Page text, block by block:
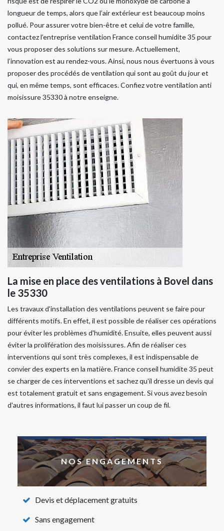
longueur de temps, alors que l’air extérieur est beaucoup moins
pollué. Pour assurer votre bien-être et celui de votre famille,
contactez l’entreprise ventilation France conseil humidite 35 pour
vous proposer des solutions sur mesure. Actuellement,
l’innovation est au rendez-vous. Ainsi, nous nous évertuons à vous
proposer des procédés de ventilation qui sont au goût du jour et
qui, en même temps, sont efficaces. Confiez votre ventilation anti
moisissure 35330 à notre enseigne.
La mise en place des ventilations à Bovel dans
le 35330
Les travaux d'installation des ventilations peuvent se faire pour
différents motifs. En effet, il est possible de réaliser ces opérations
pour éviter les problèmes d'humidité. Ensuite, elles peuvent aussi
éviter la prolifération des moisissures. Afin de réaliser ces
interventions qui sont très complexes, il est indispensable de
convier des experts en la matière. France conseil humidite 35 peut
se charger de ces interventions et sachez qu'il dresse un devis qui
est totalement gratuit et sans engagement. Si vous avez besoin
d'autres informations, il faut lui passer un coup de fil.
NOS ENGAGEMENTS
Devis et déplacement gratuits
Sans engagement